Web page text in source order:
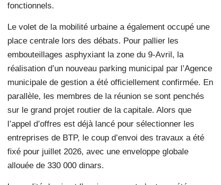
fonctionnels.
Le volet de la mobilité urbaine a également occupé une
place centrale lors des débats. Pour pallier les
embouteillages asphyxiant la zone du 9-Avril, la
réalisation d’un nouveau parking municipal par l’Agence
municipale de gestion a été officiellement confirmée. En
parallèle, les membres de la réunion se sont penchés
sur le grand projet routier de la capitale. Alors que
l’appel d’offres est déjà lancé pour sélectionner les
entreprises de BTP, le coup d’envoi des travaux a été
fixé pour juillet 2026, avec une enveloppe globale
allouée de 330 000 dinars.